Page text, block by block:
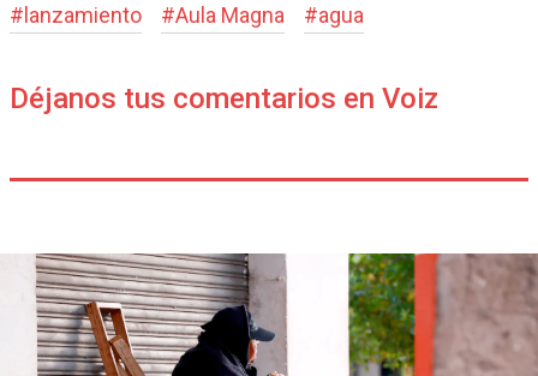
#lanzamiento #Aula Magna #agua
Déjanos tus comentarios en Voiz